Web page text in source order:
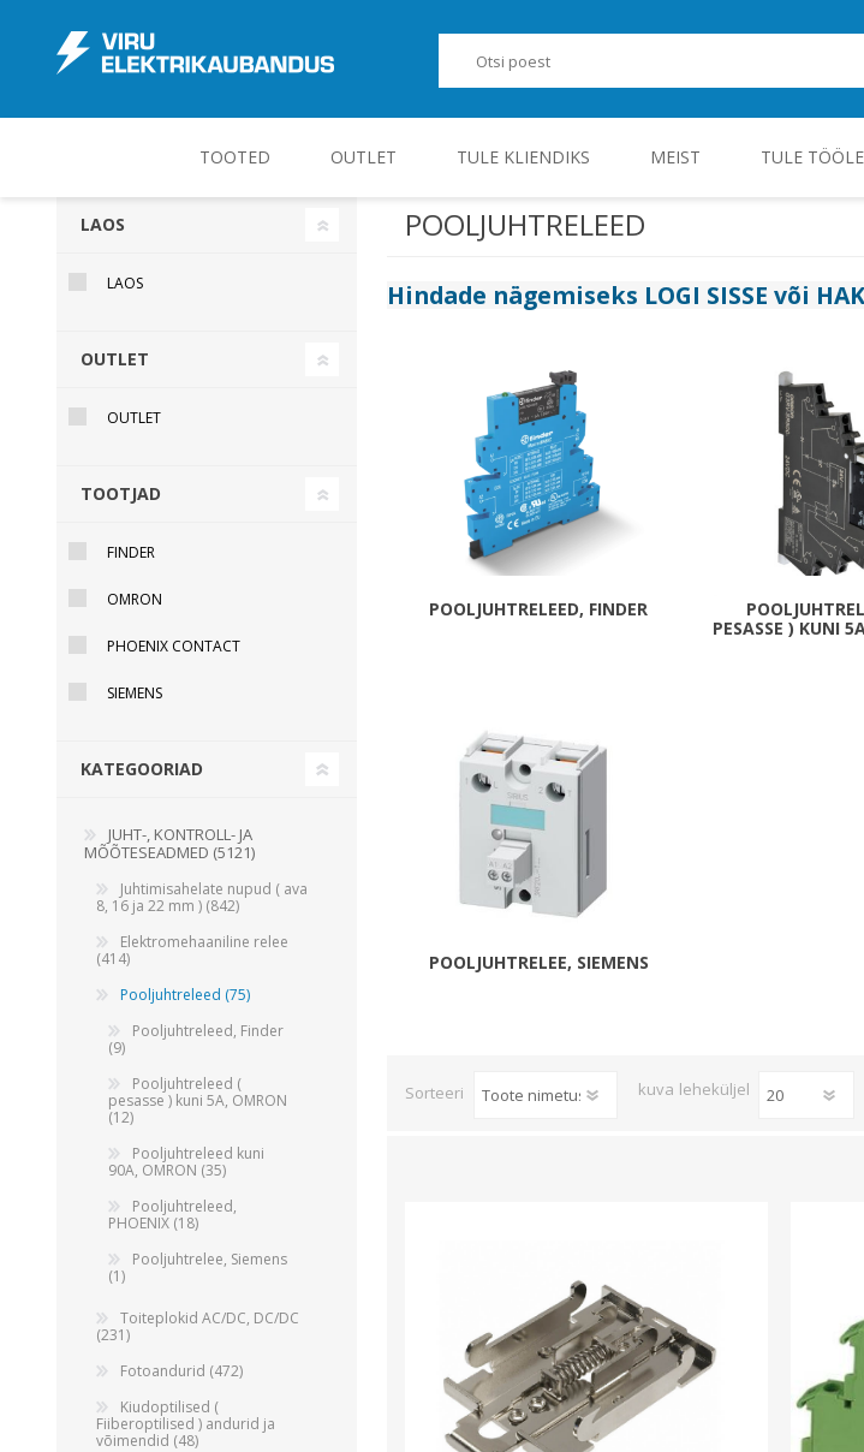
TOOTED
JUHT-, KONTROLL- JA MÕÕTESEADMED
Elektromehaaniline relee
Pooljuhtreleed
ROHEENERGIA JA
Elektriautode laadijad ja
Alumiiniumkaablid ja -juhtmed
Vaskkaablid ja -juhtmed
Painduvad kontrollkaablid
Süvistatavad lülitid ja pistikupesad
OUTLET TULE KLIENDIKS MEIST TULE TÖÖLE
POOLJUHTRELEED
Hindade nägemiseks LOGI SISSE või
POOLJUHTRELEED, FINDER
PESASSE ) KUNI
POOLJUHTRELEE, SIEMENS
Sorteeri kuva leheküljel
LAOS
LAOS
OUTLET
OUTLET
TOOTJAD
FINDER
OMRON
PHOENIX CONTACT
SIEMENS
KATEGOORIAD
JUHT-, KONTROLL- JA
MÕÕTESEADMED (5121)
Juhtimisahelate nupud ( ava
8, 16 ja 22 mm ) (842)
Elektromehaaniline relee
(414)
Pooljuhtreleed (75)
Pooljuhtreleed, Finder
(9)
Pooljuhtreleed (
pesasse ) kuni 5A, OMRON
(12)
Pooljuhtreleed kuni
90A, OMRON (35)
Pooljuhtreleed,
PHOENIX (18)
Pooljuhtrelee, Siemens
(1)
Toiteplokid AC/DC, DC/DC
(231)
Fotoandurid (472)
Kiudoptilised (
Fiiberoptilised ) andurid ja
võimendid (48)